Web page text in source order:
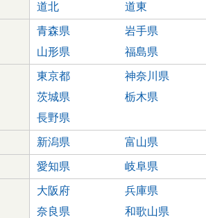
道北 道東
青森県
岩手県
山形県
福島県
東京都
神奈川県
茨城県
栃木県
長野県
新潟県 富山県
愛知県 岐阜県
大阪府
兵庫県
奈良県
和歌山県